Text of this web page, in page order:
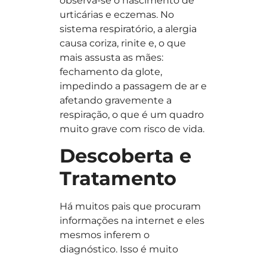
urticárias e eczemas. No
sistema respiratório, a alergia
causa coriza, rinite e, o que
mais assusta as mães:
fechamento da glote,
impedindo a passagem de ar e
afetando gravemente a
respiração, o que é um quadro
muito grave com risco de vida.
Descoberta e
Tratamento
Há muitos pais que procuram
informações na internet e eles
mesmos inferem o
diagnóstico. Isso é muito